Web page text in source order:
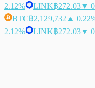
2.12%
LINK฿272.03▼
BTC฿2,129,732 ▲
2.12%
LINK฿272.03▼